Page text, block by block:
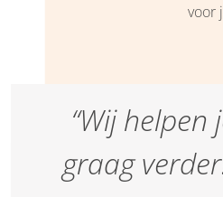
voor
“Wij helpen
graag